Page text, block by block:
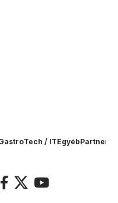
Tech / ITEgyébPartner